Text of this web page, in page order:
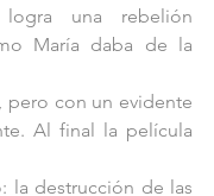
una rebelión
María daba de la
pero con un evidente
Al final la película
la destrucción de las